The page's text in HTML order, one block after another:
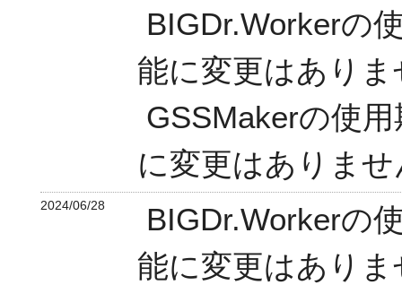
BIGDr.Workerの
能に変更はあり
GSSMakerの使
に変更はありま
2024/06/28
BIGDr.Workerの
能に変更はあり